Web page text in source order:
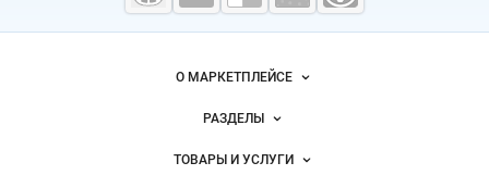
морепродукты
Важные разделы и контакты
Навигация по сайтуО МАРКЕТПЛЕЙСЕ
Новости Fishretail.ru
Размещение рекламы
РАЗДЕЛЫ
Объявления
ТОВАРЫ И УСЛУГИ